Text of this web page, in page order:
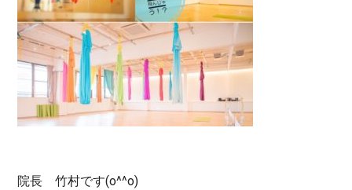
院長 竹村です(o^^o)